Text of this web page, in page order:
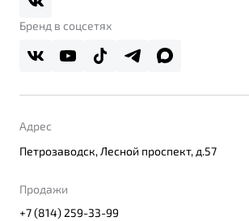
Реферальная программа
Бренд в соцсетях
Адрес
Петрозаводск, Лесной проспект, д.57
Продажи
+7 (814) 259-33-99